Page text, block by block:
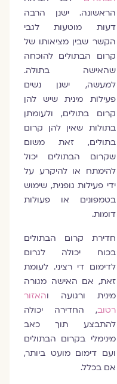
הראשונה. ישנן הרבה
דעות מוטעות לגבי
הקשר שבין מציאותו של
קרום הבתולים להוכחה
שהאישה בתולה.
למעשה, ישנן נשים
פעילוֹת מינית שיש להן
קרום בתולים, ולעומתן
בתולות שאין להן קרום
בתולים, זאת משום
שקרום הבתולים יכול
להימתח או להיקרע על
ידי פעילות גופנית, שימוש
בטמפונים או פעולות
דומות.
חדירת קרום הבתולים
בכוח יכולה לגרום
לדימום די רציני. לעומת
זאת, אם האישה מגורה
מינית ורגועה ו
האזור
רטוב, החדירה יכולה
להתבצע תוך כאב
מינימלי בקרום הבתולים
ועם דימום מועט ביותר,
אם בכלל.